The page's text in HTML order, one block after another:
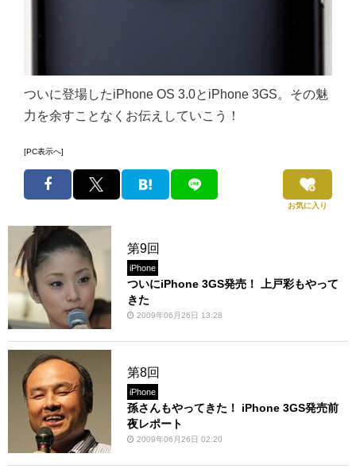
ついに登場したiPhone OS 3.0とiPhone 3GS。その魅
力を余すことなくお伝えしていこう！
[PC表示へ]
お気に入り
第9回
iPhone
ついにiPhone 3GS発売！ 上戸彩もやって
きた
2009年06月26日 13:28
第8回
iPhone
孫さんもやってきた！ iPhone 3GS発売前
夜レポート
2009年06月26日 02:20